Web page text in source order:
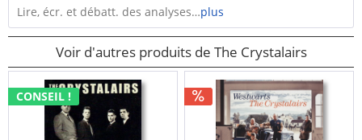
Lire, écr. et débatt. des analyses…plus
Voir d'autres produits de The Crystalairs
CONSEIL !